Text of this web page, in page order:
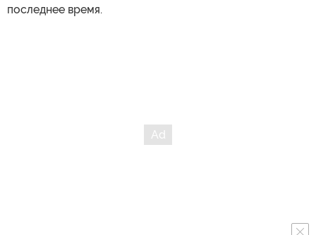
последнее время.